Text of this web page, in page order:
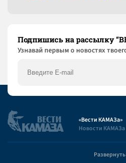
Подпишись на рассылку
Узнaвай первым о новостях
«Вести КАМАЗа»
Новости
Развернуть